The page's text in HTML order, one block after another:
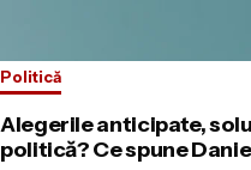
Politică
Alegerile anticipate,
politică? Ce spune